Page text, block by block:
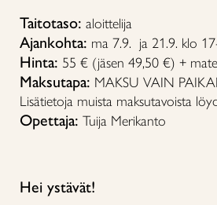
Taitotaso: aloittelija
Ajankohta: ma 7.9. ja 21.9. klo
Hinta: 55 € (jäsen 49,50 €) +
Maksutapa: MAKSU VAIN
Lisätietoja muista maksutavoista
Opettaja: Tuija Merikanto
Hei ystävät!